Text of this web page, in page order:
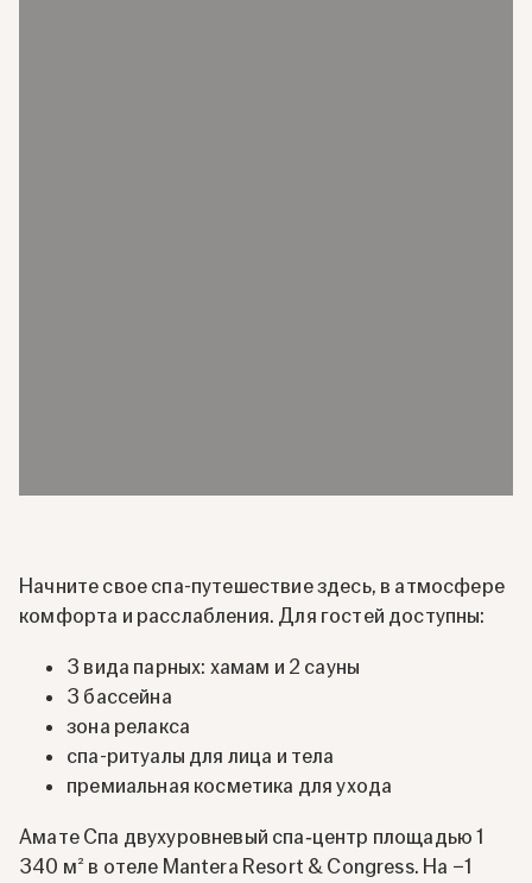
Начните свое спа-путешествие здесь, в атмосфере
комфорта и расслабления. Для гостей доступны:
3 вида парных: хамам и 2 сауны
3 бассейна
зона релакса
спа-ритуалы для лица и тела
премиальная косметика для ухода
Амате Спа двухуровневый спа‑центр площадью 1
340 м² в отеле Mantera Resort & Congress. На −1